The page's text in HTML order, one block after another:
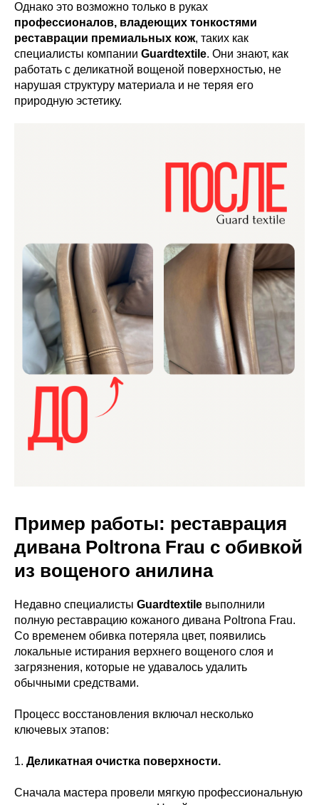
Однако это возможно только в руках
профессионалов, владеющих тонкостями
реставрации премиальных кож, таких как
специалисты компании Guardtextile. Они знают, как
работать с деликатной вощеной поверхностью, не
нарушая структуру материала и не теряя его
природную эстетику.
Пример работы: реставрация
дивана Poltrona Frau с обивкой
из вощеного анилина
Недавно специалисты Guardtextile выполнили
полную реставрацию кожаного дивана Poltrona Frau.
Со временем обивка потеряла цвет, появились
локальные истирания верхнего вощеного слоя и
загрязнения, которые не удавалось удалить
обычными средствами.
Процесс восстановления включал несколько
ключевых этапов:
1. Деликатная очистка поверхности.
Сначала мастера провели мягкую профессиональную